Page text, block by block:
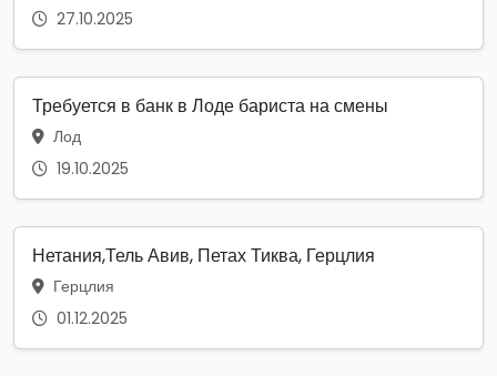
27.10.2025
Требуется в банк в Лоде бариста на смены
Лод
19.10.2025
Нетания,Тель Авив, Петах Тиква, Герцлия
Герцлия
01.12.2025